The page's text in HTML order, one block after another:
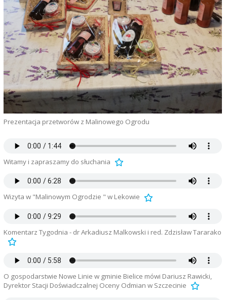
Prezentacja przetworów z Malinowego Ogrodu
Witamy i zapraszamy do słuchania
Wizyta w "Malinowym Ogrodzie " w Lekowie
Komentarz Tygodnia - dr Arkadiusz Malkowski i red. Zdzisław Tararako
O gospodarstwie Nowe Linie w gminie Bielice mówi Dariusz Rawicki,
Dyrektor Stacji Doświadczalnej Oceny Odmian w Szczecinie